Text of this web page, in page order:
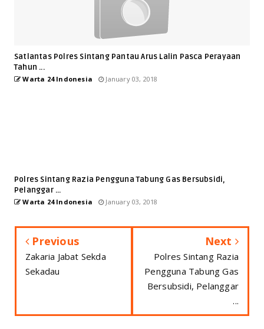
Satlantas Polres Sintang Pantau Arus Lalin Pasca Perayaan
Tahun ...
Warta 24 Indonesia January 03, 2018
Polres Sintang Razia Pengguna Tabung Gas Bersubsidi,
Pelanggar ...
Warta 24 Indonesia January 03, 2018
Previous
Zakaria Jabat Sekda
Sekadau
Next
Polres Sintang Razia
Pengguna Tabung Gas
Bersubsidi, Pelanggar
...